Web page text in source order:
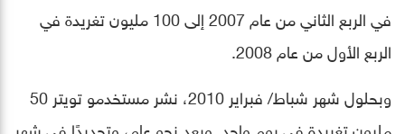
في الربع الثاني من عام 2007 إلى 100 مليون تغريدة في
الربع الأول من عام 2008.
وبحلول شهر شباط/ فبراير 2010، نشر مستخدمو تويتر 50
مليون تغريدة في يوم واحد. وبعد نحو عام، وتحديدًا في شهر